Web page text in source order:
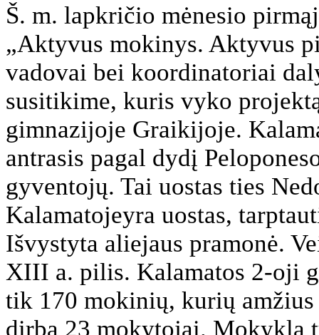
Š. m. lapkričio mėnesio
„Aktyvus mokinys. Aktyvus
vadovai bei koordinatoriai
susitikime, kuris vyko
gimnazijoje Graikijoje.
antrasis pagal dydį
gyventojų. Tai uostas ties
Kalamatojeyra uostas,
Išvystyta aliejaus pramonė.
XIII a. pilis. Kalamatos 2-oji
tik 170 mokinių, kurių
dirba 23 mokytojai. Mokykla